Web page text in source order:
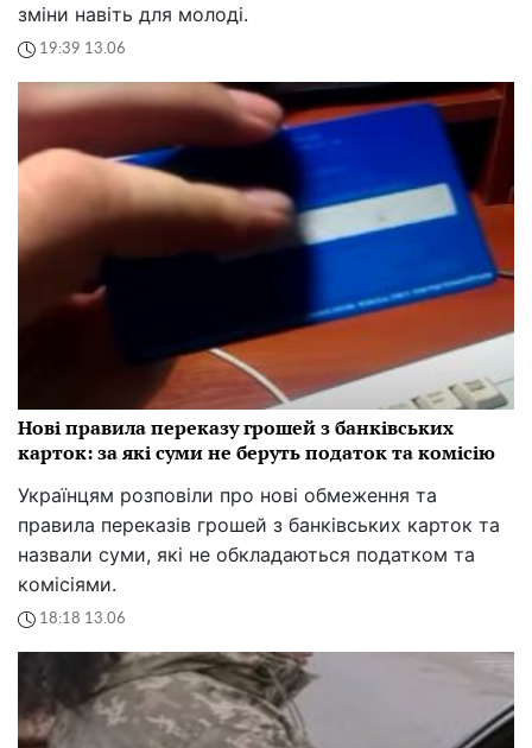
зміни навіть для молоді.
19:39 13.06
Нові правила переказу грошей з банківських
карток: за які суми не беруть податок та комісію
Українцям розповіли про нові обмеження та
правила переказів грошей з банківських карток та
назвали суми, які не обкладаються податком та
комісіями.
18:18 13.06